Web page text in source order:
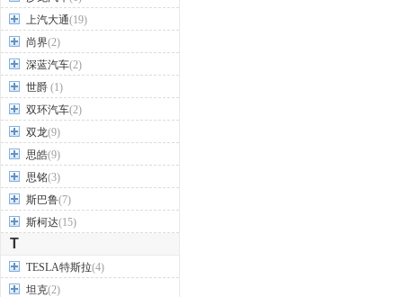
上汽大通(19)
尚界(2)
深蓝汽车(2)
世爵 (1)
双环汽车(2)
双龙(9)
思皓(9)
思铭(3)
斯巴鲁(7)
斯柯达(15)
T
TESLA特斯拉(4)
坦克(2)